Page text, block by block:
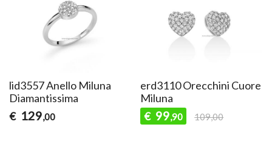
lid3557 Anello Miluna
Diamantissima
€ 129,00
erd3110 Orecchini Cuore
Miluna
€ 99,90 109,00